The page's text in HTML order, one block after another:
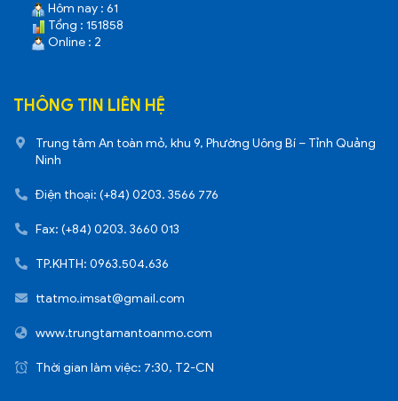
Hôm nay : 61
Tổng : 151858
Online : 2
THÔNG TIN LIÊN HỆ
Trung tâm An toàn mỏ, khu 9, Phường Uông Bí – Tỉnh Quảng
Ninh
Điện thoại: (+84) 0203. 3566 776
Fax: (+84) 0203. 3660 013
TP.KHTH: 0963.504.636
ttatmo.imsat@gmail.com
www.trungtamantoanmo.com
Thời gian làm việc: 7:30, T2-CN